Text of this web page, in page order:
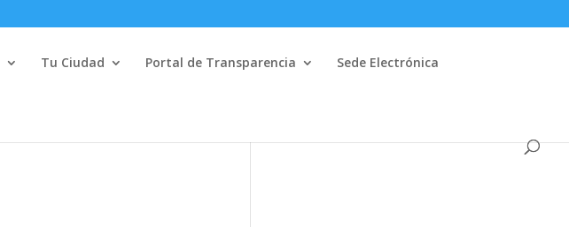
Tu Ciudad Portal de Transparencia Sede Electrónica